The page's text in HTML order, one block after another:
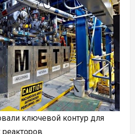
ключевой контур для